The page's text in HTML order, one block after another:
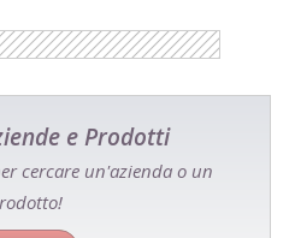
e Prodotti
cercare un'azienda o un